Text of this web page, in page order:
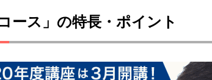
ース」の特長・ポイント